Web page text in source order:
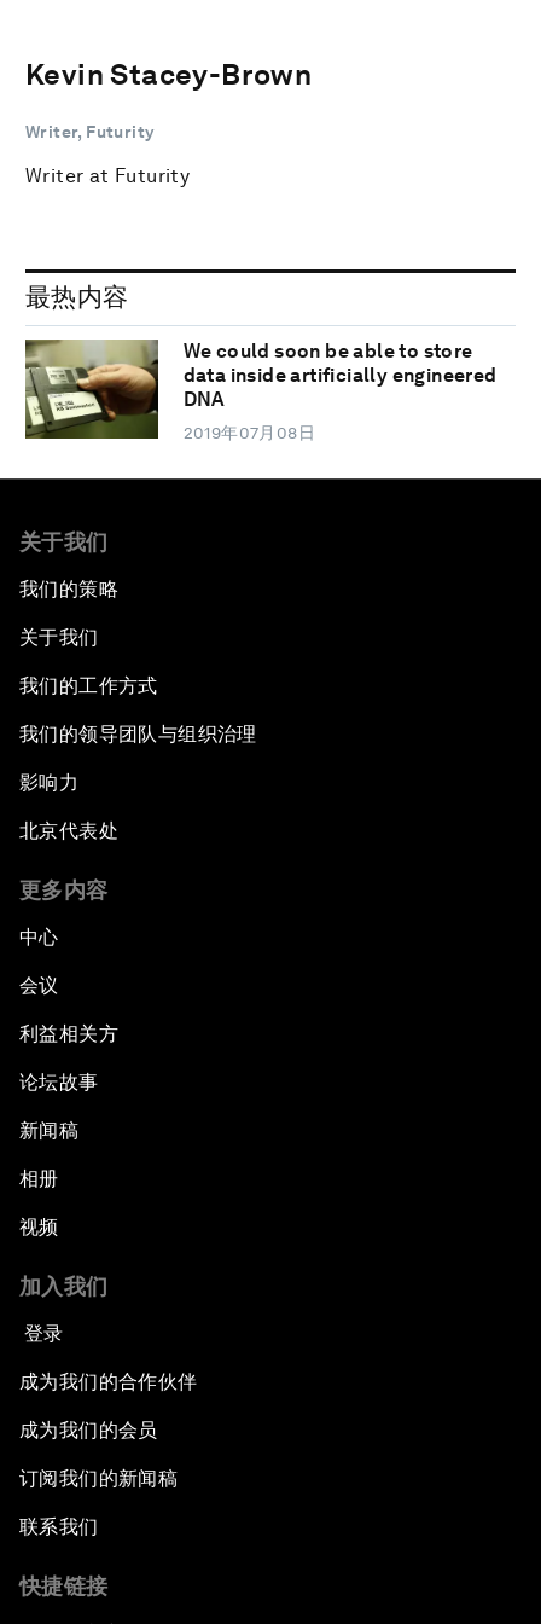
Kevin Stacey-Brown
Writer, Futurity
Writer at Futurity
最热内容
We could soon be able to store
data inside artificially engineered
DNA
2019年07月08日
关于我们
我们的策略
关于我们
我们的工作方式
我们的领导团队与组织治理
影响力
北京代表处
更多内容
中心
会议
利益相关方
论坛故事
新闻稿
相册
视频
加入我们
登录
成为我们的合作伙伴
成为我们的会员
订阅我们的新闻稿
联系我们
快捷链接